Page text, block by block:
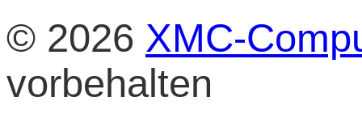
© 2026 XMC-
vorbehalten